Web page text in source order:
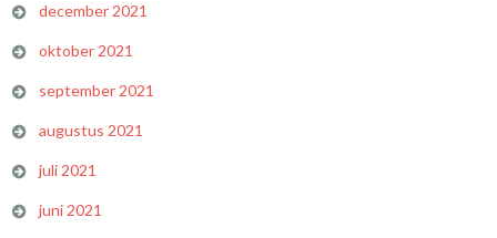
december 2021
oktober 2021
september 2021
augustus 2021
juli 2021
juni 2021